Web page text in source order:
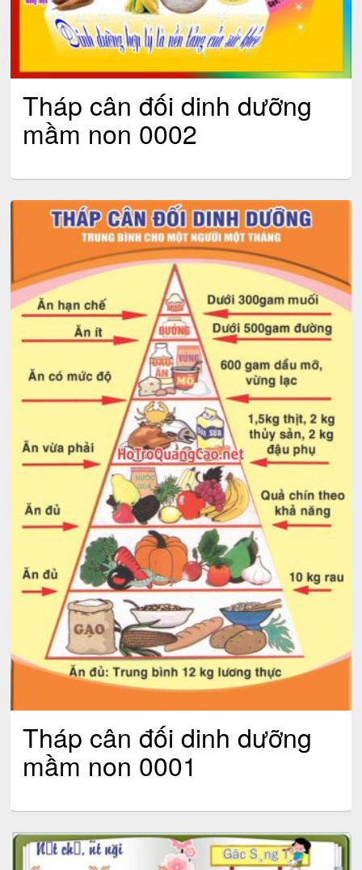
Tháp cân đối dinh dưỡng
mầm non 0002
Tháp cân đối dinh dưỡng
mầm non 0001